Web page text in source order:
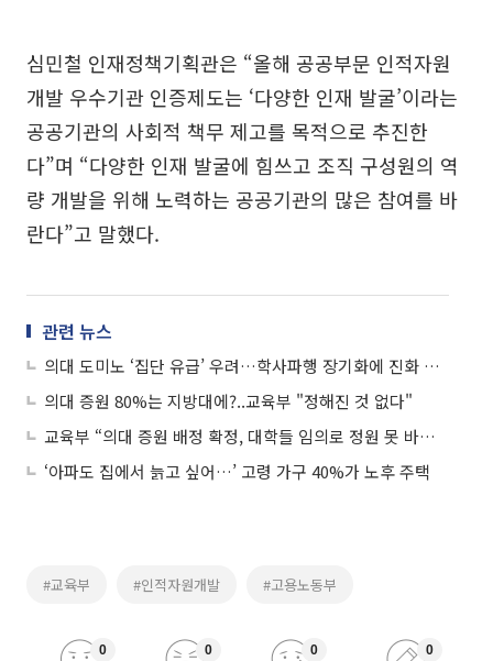
심민철 인재정책기획관은 “올해 공공부문 인적자원
개발 우수기관 인증제도는 ‘다양한 인재 발굴’이라는
공공기관의 사회적 책무 제고를 목적으로 추진한
다”며 “다양한 인재 발굴에 힘쓰고 조직 구성원의 역
량 개발을 위해 노력하는 공공기관의 많은 참여를 바
란다”고 말했다.
관련 뉴스
의대 도미노 ‘집단 유급’ 우려…학사파행 장기화에 진화 나선 교육부
의대 증원 80%는 지방대에?..교육부 "정해진 것 없다"
교육부 “의대 증원 배정 확정, 대학들 임의로 정원 못 바꾼다”
‘아파도 집에서 늙고 싶어…’ 고령 가구 40%가 노후 주택
#교육부 #인적자원개발 #고용노동부
0 0 0 0